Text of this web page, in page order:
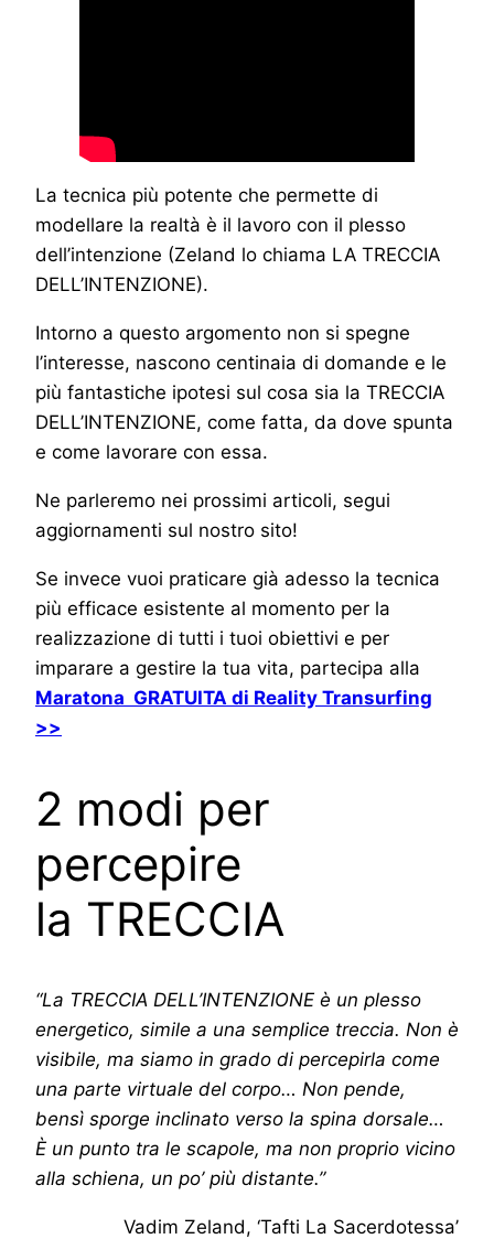
La tecnica più potente che permette di
modellare la realtà è il lavoro con il plesso
dell’intenzione (Zeland lo chiama LA TRECCIA
DELL’INTENZIONE).
Intorno a questo argomento non si spegne
l’interesse, nascono centinaia di domande e le
più fantastiche ipotesi sul cosa sia la TRECCIA
DELL’INTENZIONE, come fatta, da dove spunta
e come lavorare con essa.
Ne parleremo nei prossimi articoli, segui
aggiornamenti sul nostro sito!
Se invece vuoi praticare già adesso la tecnica
più efficace esistente al momento per la
realizzazione di tutti i tuoi obiettivi e per
imparare a gestire la tua vita, partecipa alla
Maratona GRATUITA di Reality Transurfing
>>
2 modi per
percepire
la TRECCIA
“La TRECCIA DELL’INTENZIONE è un plesso
energetico, simile a una semplice treccia. Non è
visibile, ma siamo in grado di percepirla come
una parte virtuale del corpo… Non pende,
bensì sporge inclinato verso la spina dorsale…
È un punto tra le scapole, ma non proprio vicino
alla schiena, un po’ più distante.”
Vadim Zeland, ‘Tafti La Sacerdotessa’